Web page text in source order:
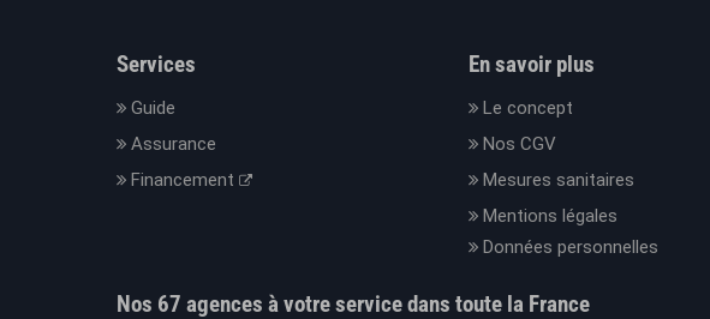
Services
Guide
Assurance
Financement
En savoir plus
Le concept
Nos CGV
Mesures sanitaires
Mentions légales
Données personnelles
Nos 67 agences à votre service dans toute la France